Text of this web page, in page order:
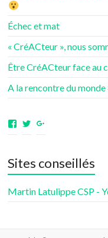
Échec et mat
« CréACteur », nous
Être CréACteur face au
A la rencontre du monde
Voir
aventuresdenotrevie
sur
Voir
Samsenie
sur
samsenie
sur
Sites conseillés
Martin Latulippe CSP -